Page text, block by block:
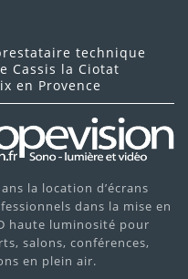
technique
Cassis la Ciotat
en Provence
la location d’écrans
dans la mise en
haute luminosité pour
salons, conférences,
en plein air.